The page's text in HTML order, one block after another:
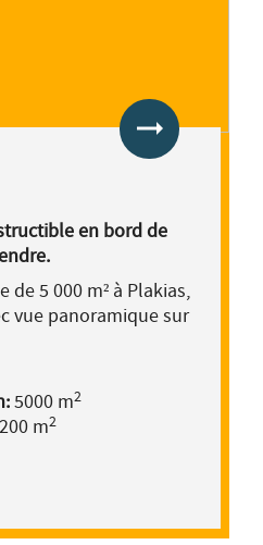
arrow_right_alt
en bord de
5 000 m² à Plakias,
vue panoramique sur
5000 m2
m2